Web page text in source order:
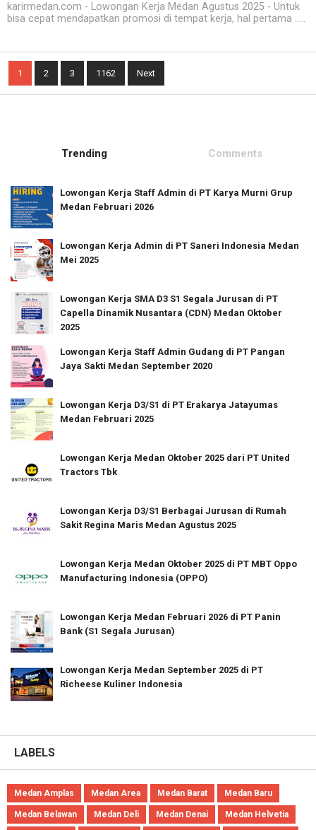
karirmedan.com - Lowongan Kerja Medan Agustus 2025 - Untuk
bisa cepat mendapatkan promosi di tempat kerja, hal pertama .....
1 2 3 1162 Next
Trending Comments
Lowongan Kerja Staff Admin di PT Karya Murni Grup
Medan Februari 2026
Lowongan Kerja Admin di PT Saneri Indonesia Medan
Mei 2025
Lowongan Kerja SMA D3 S1 Segala Jurusan di PT
Capella Dinamik Nusantara (CDN) Medan Oktober
2025
Lowongan Kerja Staff Admin Gudang di PT Pangan
Jaya Sakti Medan September 2020
Lowongan Kerja D3/S1 di PT Erakarya Jatayumas
Medan Februari 2025
Lowongan Kerja Medan Oktober 2025 dari PT United
Tractors Tbk
Lowongan Kerja D3/S1 Berbagai Jurusan di Rumah
Sakit Regina Maris Medan Agustus 2025
Lowongan Kerja Medan Oktober 2025 di PT MBT Oppo
Manufacturing Indonesia (OPPO)
Lowongan Kerja Medan Februari 2026 di PT Panin
Bank (S1 Segala Jurusan)
Lowongan Kerja Medan September 2025 di PT
Richeese Kuliner Indonesia
LABELS
Medan Amplas Medan Area Medan Barat Medan Baru
Medan Belawan Medan Deli Medan Denai Medan Helvetia